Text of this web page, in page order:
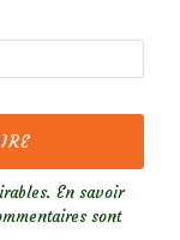
En savoir
sont